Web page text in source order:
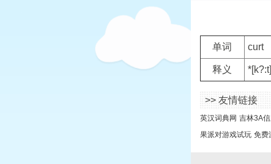
单词 curt
释义
>> 友情链接
英汉词典网 吉林3A
果派对游戏试玩 免费